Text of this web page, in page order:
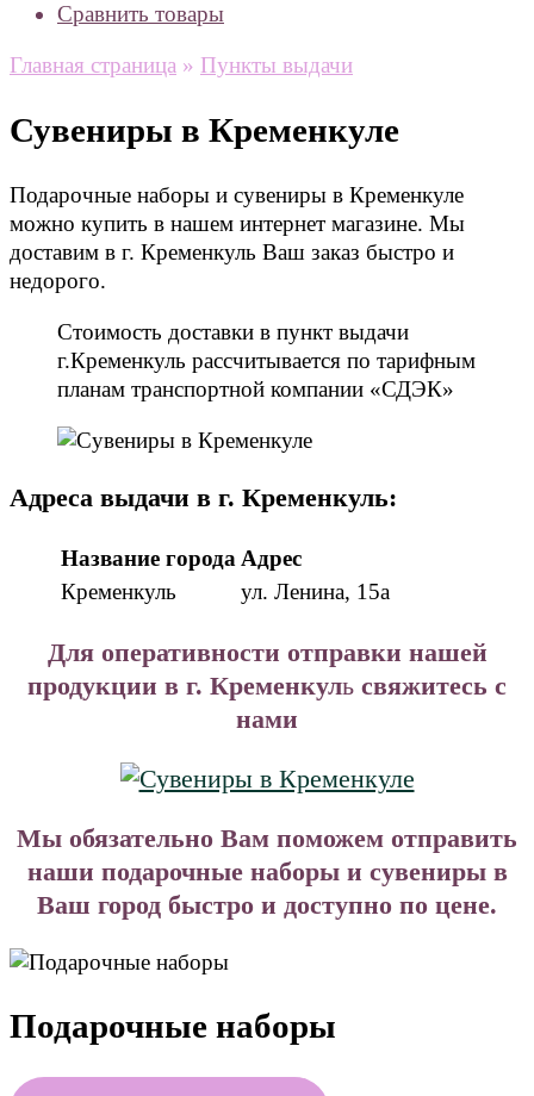
Сравнить товары
Главная страница » Пункты выдачи
Сувениры в Кременкуле
Подарочные наборы и сувениры в Кременкуле
можно купить в нашем интернет магазине. Мы
доставим в г. Кременкуль Ваш заказ быстро и
недорого.
Стоимость доставки в пункт выдачи
г.Кременкуль рассчитывается по тарифным
планам транспортной компании «СДЭК»
Адреса выдачи в г. Кременкуль:
Название города Адрес
Кременкуль
ул. Ленина, 15а
Для оперативности отправки нашей
продукции в г. Кременкуль свяжитесь с
нами
Мы обязательно Вам поможем отправить
наши подарочные наборы и сувениры в
Ваш город быстро и доступно по цене.
Подарочные наборы